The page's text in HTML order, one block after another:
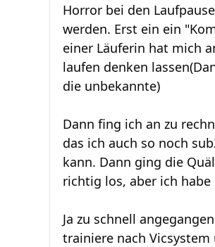
Horror bei den
werden. Erst ein ein
einer Läuferin hat mich
laufen denken
die unbekannte)
Dann fing ich an zu
das ich auch so noch
kann. Dann ging die
richtig los, aber ich habe
Ja zu schnell
trainiere nach Vicsystem